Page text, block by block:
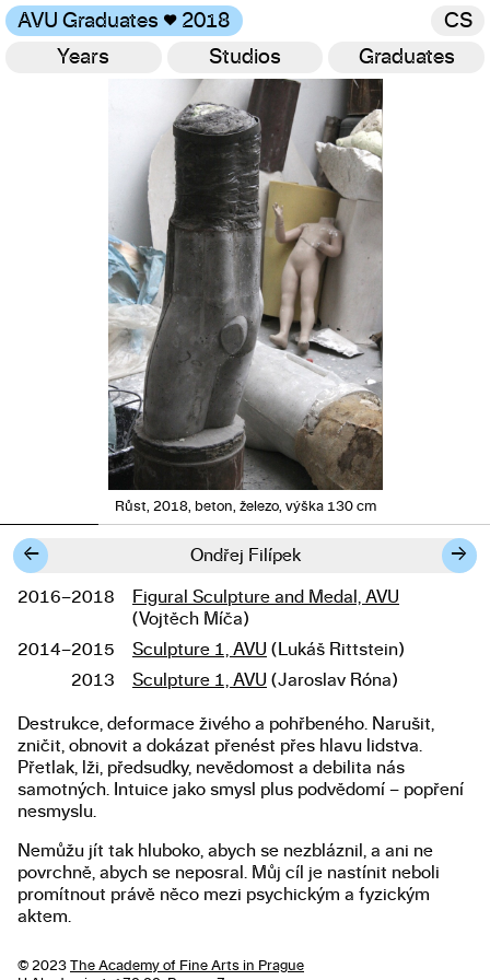
AVU Graduates ♥ 2018
CS
Years
Studios Graduates
Ondřej Filípek
← →
Růst, 2018, beton, železo, výška 130 cm
Studies
2016–2018
Figural Sculpture and Medal, AVU
(Vojtěch Míča)
2014–2015
Sculpture 1, AVU (Lukáš Rittstein)
2013
Sculpture 1, AVU (Jaroslav Róna)
About the work
Destrukce, deformace živého a pohřbe­ného. Narušit,
zničit, obnovit a dokázat přenést přes hlavu lidstva.
Přetlak, lži, předsudky, nevědomost a debilita nás
samotných. Intuice jako smysl plus podvědomí – popření
nesmyslu.
Nemůžu jít tak hluboko, abych se nezbláznil, a ani ne
povrchně, abych se neposral. Můj cíl je nastínit neboli
promítnout právě něco mezi psychickým a fyzickým
aktem.
© 2023 The Academy of Fine Arts in Prague